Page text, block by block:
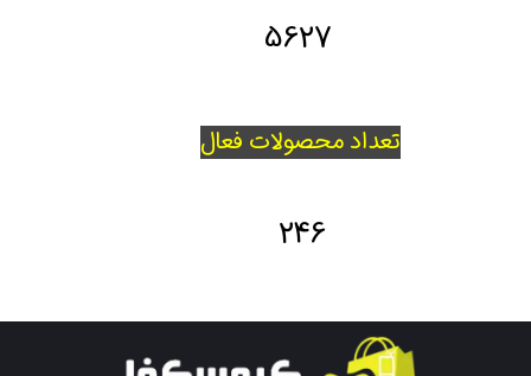
5627
تعداد محصولات فعال
246